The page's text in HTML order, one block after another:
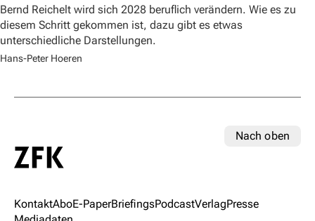
Bernd Reichelt wird sich 2028 beruflich verändern. Wie es zu
diesem Schritt gekommen ist, dazu gibt es etwas
unterschiedliche Darstellungen.
Hans-Peter Hoeren
Nach oben
KontaktAboE-PaperBriefingsPodcastVerlagPresse